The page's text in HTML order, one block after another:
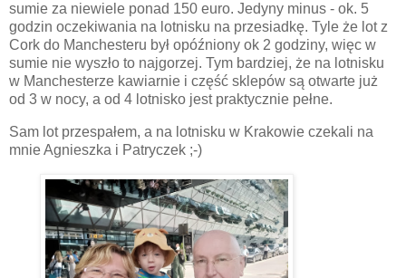
sumie za niewiele ponad 150 euro. Jedyny minus - ok. 5
godzin oczekiwania na lotnisku na przesiadkę. Tyle że lot z
Cork do Manchesteru był opóźniony ok 2 godziny, więc w
sumie nie wyszło to najgorzej. Tym bardziej, że na lotnisku
w Manchesterze kawiarnie i część sklepów są otwarte już
od 3 w nocy, a od 4 lotnisko jest praktycznie pełne.
Sam lot przespałem, a na lotnisku w Krakowie czekali na
mnie Agnieszka i Patryczek ;-)